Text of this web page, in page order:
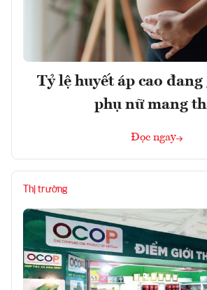
Tỷ lệ huyết áp cao
phụ nữ mang
Đọc ngay
Thị trường